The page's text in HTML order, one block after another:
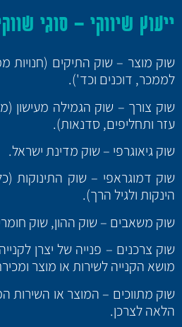
ייעוץ שיווקי – סוגי
שוק מוצר – שוק התיקים (חנויות
לממכר, דוכנים וכד').
שוק צורך – שוק הגמילה מעישון
עזר ותחליפים, סדנאות).
שוק גיאוגרפי – שוק מדינת ישראל.
שוק דמוגראפי – שוק התינוקות
הינקות ולגיל הרך).
שוק משאבים – שוק ההון, שוק
שוק צרכנים – פנייה של יצרן
מושא הקנייה לשירות או מוצר
שוק מתווכים – המוצר או השירות
הלאה לצרכן.